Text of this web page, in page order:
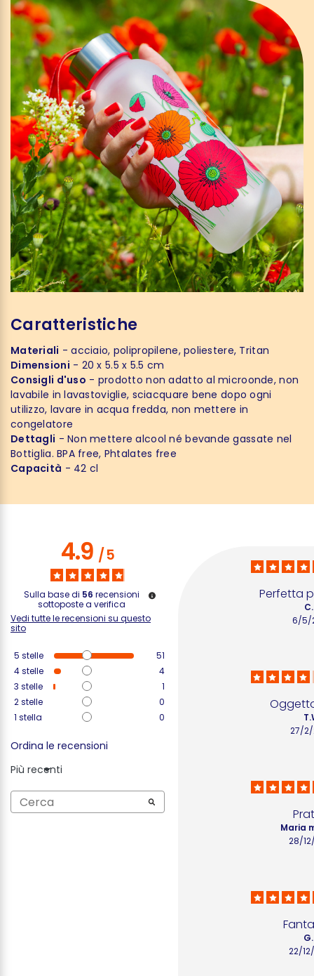
Caratteristiche
Materiali - acciaio, polipropilene, poliestere, Tritan
Dimensioni - 20 x 5.5 x 5.5 cm
Consigli d'uso - prodotto non adatto al microonde, non
lavabile in lavastoviglie, sciacquare bene dopo ogni
utilizzo, lavare in acqua fredda, non mettere in
congelatore
Dettagli - Non mettere alcool né bevande gassate nel
Bottiglia. BPA free, Phtalates free
Capacità - 42 cl
4.9/5
Sulla base di 56 recensioni
sottoposte a verifica
Vedi tutte le recensioni su questo
sito
5 stelle
51
4stelle
4
3 stelle
1
2stelle
0
1 stella 0
Ordina le recensioni
Più recenti
Perfetta
6/5/
27/
28/
Maria
22/